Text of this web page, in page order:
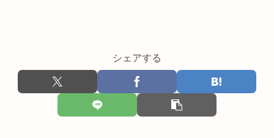
シェアする